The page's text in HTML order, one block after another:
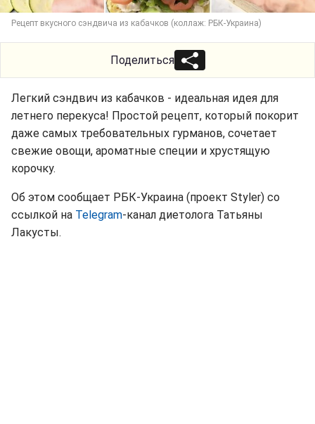
Рецепт вкусного сэндвича из кабачков (коллаж: РБК-Украина)
Поделиться
Легкий сэндвич из кабачков - идеальная идея для
летнего перекуса! Простой рецепт, который покорит
даже самых требовательных гурманов, сочетает
свежие овощи, ароматные специи и хрустящую
корочку.
Об этом сообщает РБК-Украина (проект Styler) со
ссылкой на Telegram-канал диетолога Татьяны
Лакусты.